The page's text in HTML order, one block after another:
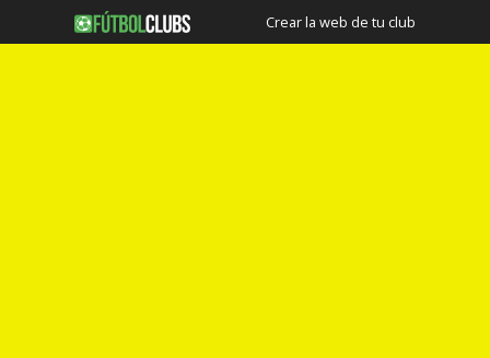
Crear la web de tu club